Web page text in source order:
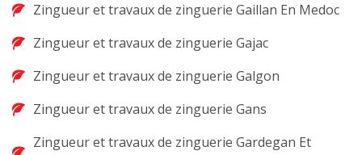
Zingueur et travaux de zinguerie Gaillan En Medoc
Zingueur et travaux de zinguerie Gajac
Zingueur et travaux de zinguerie Galgon
Zingueur et travaux de zinguerie Gans
Zingueur et travaux de zinguerie Gardegan Et